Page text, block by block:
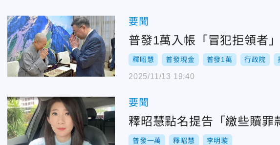
要聞
普發1萬入帳「冒犯拒領者
釋昭慧 普發現金 普發1萬 行政院
2025/11/13 19:40
要聞
釋昭慧點名提告「繳些贖罪
普發一萬 釋昭慧 李明璇